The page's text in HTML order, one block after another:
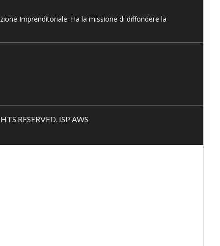
Imprenditoriale. Ha la missione di diffondere la
RESERVED. ISP AWS